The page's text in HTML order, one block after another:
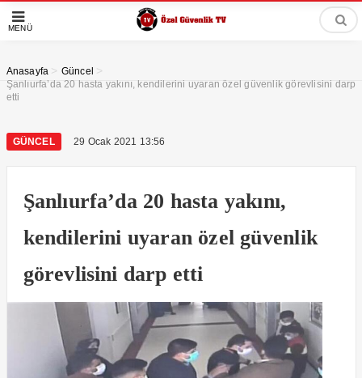
MENÜ
Anasayfa > Güncel >
Şanlıurfa’da 20 hasta yakını, kendilerini uyaran özel güvenlik görevlisini darp
etti
GÜNCEL 29 Ocak 2021 13:56
Şanlıurfa’da 20 hasta yakını,
kendilerini uyaran özel güvenlik
görevlisini darp etti